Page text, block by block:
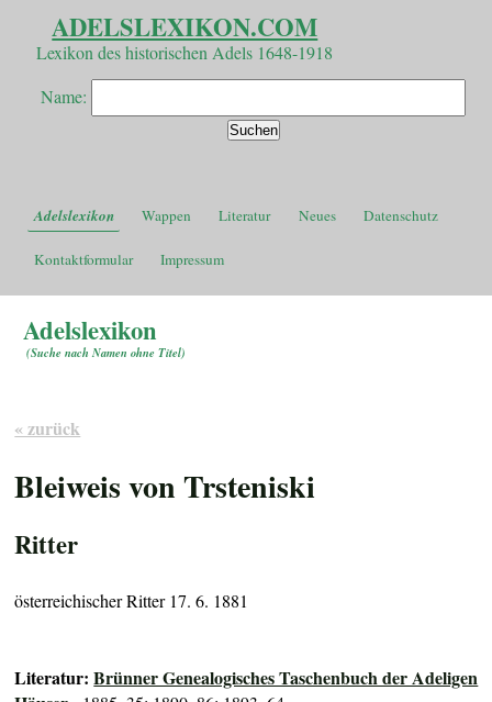
ADELSLEXIKON.COM
Lexikon des historischen Adels 1648-1918
Name:
Adelslexikon Wappen Literatur Neues Datenschutz
Kontaktformular Impressum
Adelslexikon
(Suche nach Namen ohne Titel)
« zurück
Bleiweis von Trsteniski
Ritter
österreichischer Ritter 17. 6. 1881
Literatur:Brünner Genealogisches Taschenbuch der Adeligen